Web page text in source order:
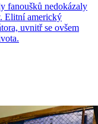
fanoušků nedokázaly
Elitní americký
uvnitř se ovšem